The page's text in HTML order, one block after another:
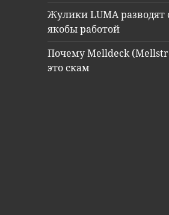
Жулики LUMA разводят
якобы работой
Почему Melldeck
это скам